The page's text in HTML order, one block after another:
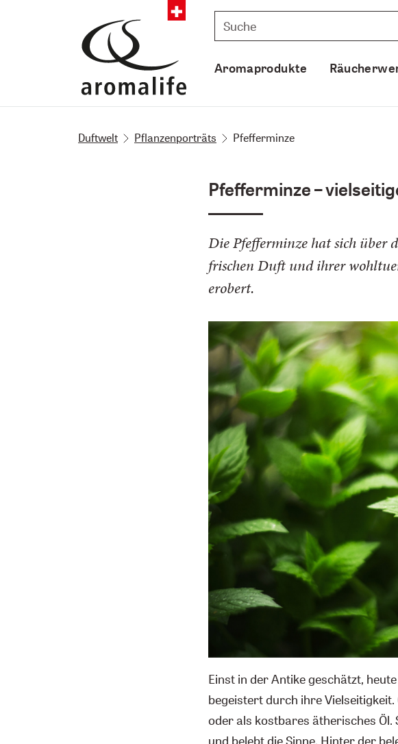
Aromaprodukte
Duftwelt Pflanzenporträts Pfefferminze
Pfefferminze –
Die Pfefferminze hat sich über
frischen Duft und ihrer
erobert.
Einst in der Antike geschätzt,
begeistert durch ihre
oder als kostbares ätherisches Öl.
und belebt die Sinne. Hinter der